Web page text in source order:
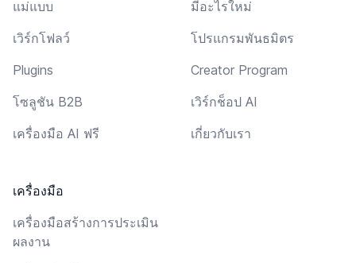
แม่แบบ
เวิร์กโฟลว์
Plugins
โซลูชัน B2B
เครื่องมือ AI ฟรี
เครื่องมือ
เครื่องมือสร้างการประเมิน
ผลงาน
มีอะไรใหม่
โปรแกรมพันธมิตร
Creator Program
เวิร์กช็อป AI
เกี่ยวกับเรา